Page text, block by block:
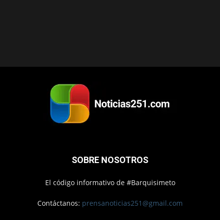
SOBRE NOSOTROS
El código informativo de #Barquisimeto
Contáctanos: prensanoticias251@gmail.com